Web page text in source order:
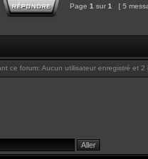
Page 1 sur 1 [ 5
ce forum: Aucun utilisateur enregistré et 2